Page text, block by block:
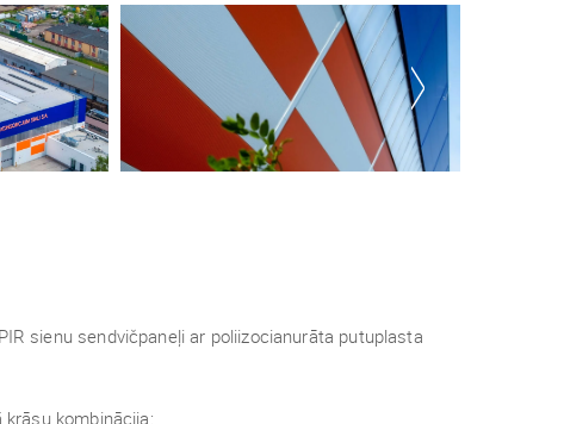
sienu sendvičpaneļi ar poliizocianurāta putuplasta
kombinācija: